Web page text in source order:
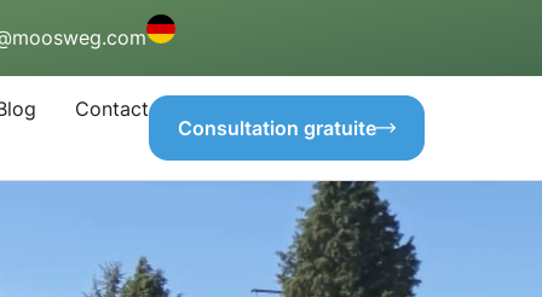
Contact
Consultation gratuite